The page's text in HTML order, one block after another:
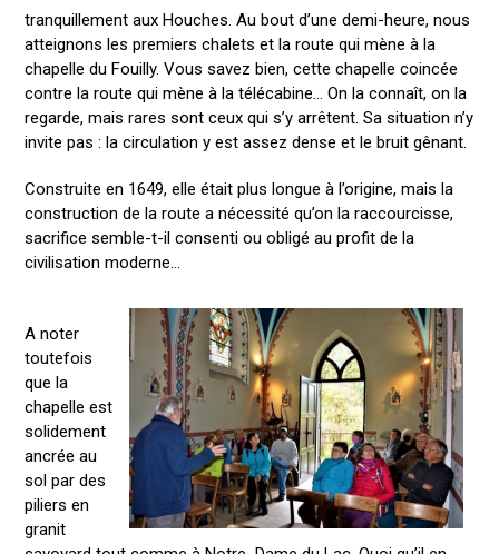
tranquillement aux Houches. Au bout d’une demi-heure, nous
atteignons les premiers chalets et la route qui mène à la
chapelle du Fouilly. Vous savez bien, cette chapelle coincée
contre la route qui mène à la télécabine… On la connaît, on la
regarde, mais rares sont ceux qui s’y arrêtent. Sa situation n’y
invite pas : la circulation y est assez dense et le bruit gênant.
Construite en 1649, elle était plus longue à l’origine, mais la
construction de la route a nécessité qu’on la raccourcisse,
sacrifice semble-t-il consenti ou obligé au profit de la
civilisation moderne…
A noter
toutefois
que la
chapelle est
solidement
ancrée au
sol par des
piliers en
granit